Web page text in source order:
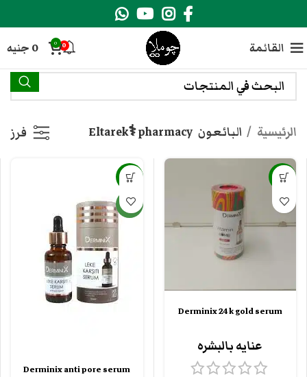
القائمة 0
0
0 جنيه
الرئيسية البائعون Eltarek⚕️ pharmacy فرز
-2%
Derminix 24 k gold serum
عنايه بالبشره
-2%
جديد
Derminix anti pore serum